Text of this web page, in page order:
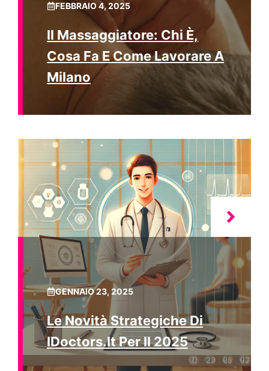
FEBBRAIO 4, 2025
Il Massaggiatore: Chi È,
Cosa Fa E Come Lavorare A
Milano
GENNAIO 23, 2025
Le Novità Strategiche Di
IDoctors.it Per Il 2025